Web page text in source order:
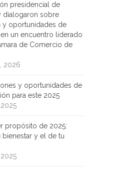
presidencial de
dialogaron sobre
y oportunidades de
un encuentro liderado
de Comercio de
2026
y oportunidades de
para este 2025
propósito de 2025:
bienestar y el de tu